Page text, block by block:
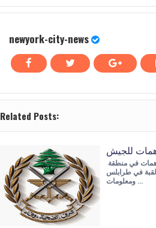
newyork-city-news
Related Posts:
للجيش
في طرابلس
ومعلومات …